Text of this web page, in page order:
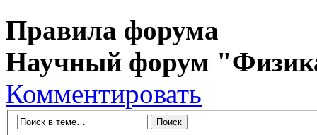
Правила форума
Научный форум
Комментировать